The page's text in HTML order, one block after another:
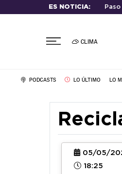
ES NOTICIA:
CLIMA
PODCASTS LO ÚLTIMO LO
05/05/
18:25